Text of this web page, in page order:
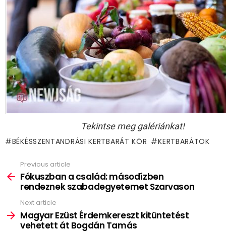
Tekintse meg galériánkat!
BÉKÉSSZENTANDRÁSI KERTBARÁT KÖR KERTBARÁTOK
more
Previous article
Fókuszban a család: másodízben
rendeznek szabadegyetemet Szarvason
Next article
Magyar Ezüst Érdemkereszt kitüntetést
vehetett át Bogdán Tamás